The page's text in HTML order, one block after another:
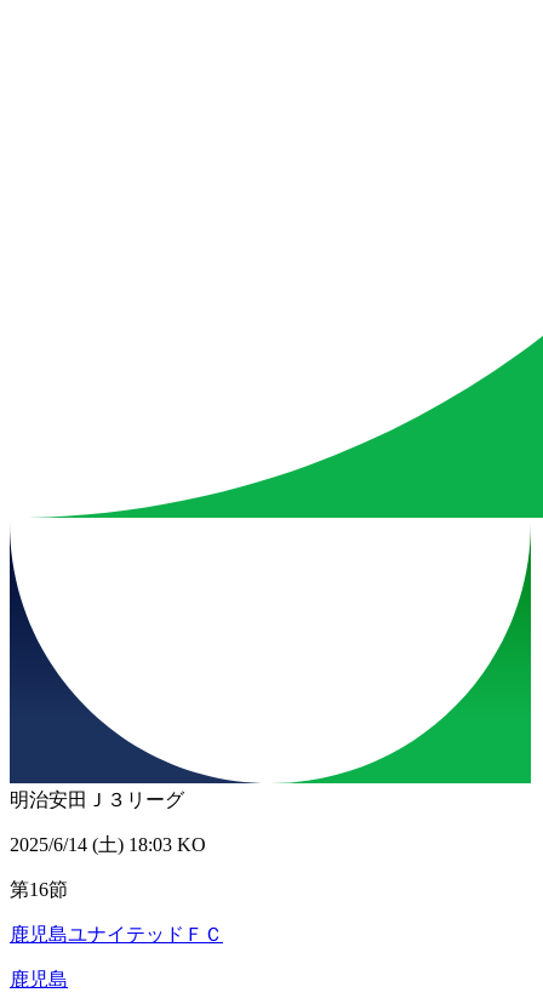
明治安田Ｊ３リーグ
2025/6/14 (土) 18:03 KO
第16節
鹿児島ユナイテッドＦＣ
鹿児島